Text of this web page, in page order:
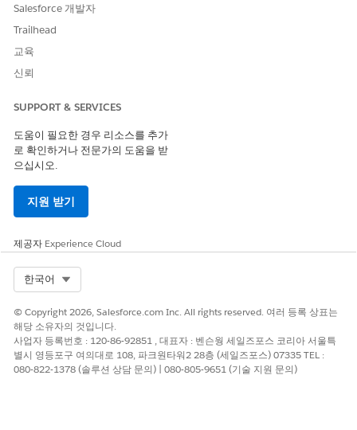
들 경우 청구 분석 대시보드에 액세스할 수 있습니다. 보증 수명 주
기 관리 홈페이지에 청구 분석 대시보드를 포함하여 쉽게 액세스하
거나 보증 관리용 CRM Analytics 앱에서 직접 대시보드를 열 수 있
내장을 참조하십시오.
다음 사항도 참조:
Salesforce 도움말: 보증 수명 주기 관리용 CRM Analytics 설정
개선을 위한 의견을 보내주세요.
Salesforce 개발자
Trailhead
교육
신뢰
SUPPORT & SERVICES
도움이 필요한 경우 리소스를 추가
로 확인하거나 전문가의 도움을 받
으십시오.
지원 받기
제공자 Experience Cloud
한국어
© Copyright 2026, Salesforce.com Inc. All rights reserved. 여러 등록 상표는
해당 소유자의 것입니다.
사업자 등록번호 : 120-86-92851 , 대표자 : 벤슨웡 세일즈포스 코리아 서울특
별시 영등포구 여의대로 108, 파크원타워2 28층 (세일즈포스) 07335 TEL :
080-822-1378 (솔루션 상담 문의) | 080-805-9651 (기술 지원 문의)